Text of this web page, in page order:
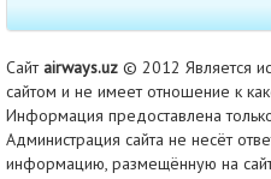
Сайтairways.uz © 2012 Является
сайтом и не имеет отношение к
Информация предоставлена
Администрация сайта не несёт
информацию, размещённую на